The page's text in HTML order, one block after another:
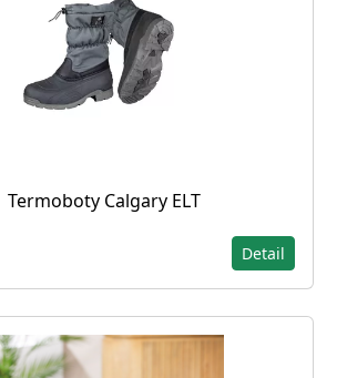
Termoboty Calgary ELT
Detail